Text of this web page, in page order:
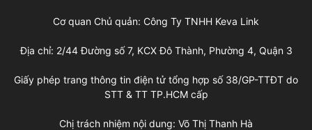
Cơ quan Chủ quản: Công Ty TNHH Keva Link
Địa chỉ: 2/44 Đường số 7, KCX Đô Thành, Phường 4, Quận 3
Giấy phép trang thông tin điện tử tổng hợp số 38/GP-TTĐT do
STT & TT TP.HCM cấp
Chị trách nhiệm nội dung: Võ Thị Thanh Hà